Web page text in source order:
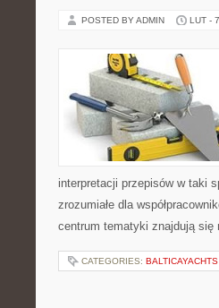
POSTED BY ADMIN LUT -
interpretacji przepisów w taki
zrozumiałe dla
centrum tematyki znajdują
CATEGORIES: BALTICAYACHTS